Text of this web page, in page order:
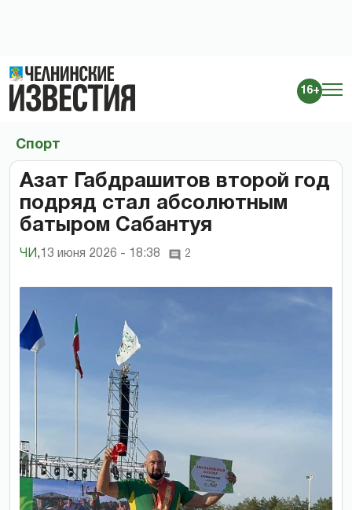
16+
Спорт
Азат Габдрашитов второй год
подряд стал абсолютным
батыром Сабантуя
ЧИ , 13 июня 2026 - 18:38 2